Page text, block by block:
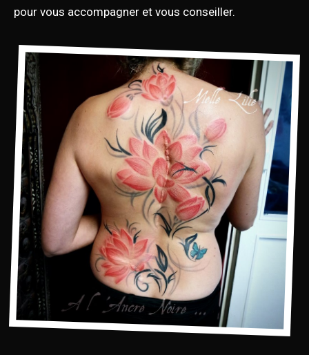
pour vous accompagner et vous conseiller.